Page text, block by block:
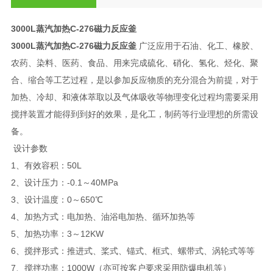
3000L蒸汽加热C-276磁力反应釜
3000L蒸汽加热C-276磁力反应釜广泛应用于石油、化工、橡胶、
农药、染料、医药、食品、用来完成硫化、硝化、氢化、烃化、聚
合、缩合等工艺过程，是以参加反应物质的充分混合为前提，对于
加热、冷却、和液体萃取以及气体吸收等物理变化过程均需要采用
搅拌装置才能得到到好的效果，是化工，制药等行业理想的所需设
备。
设计参数
1、有效容积：50L
2、设计压力：-0.1～40MPa
3、设计温度：0～650℃
4、加热方式：电加热、油浴电加热、循环加热等
5、加热功率：3～12KW
6、搅拌形式：推进式、桨式、锚式、框式、螺带式、涡轮式等等
7、搅拌功率：1000W（亦可按客户要求采用防爆电机等）